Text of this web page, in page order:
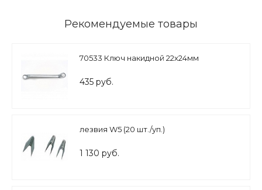
Рекомендуемые товары
70533 Ключ накидной 22х24мм
435 руб.
лезвия W5 (20 шт./уп.)
1 130 руб.